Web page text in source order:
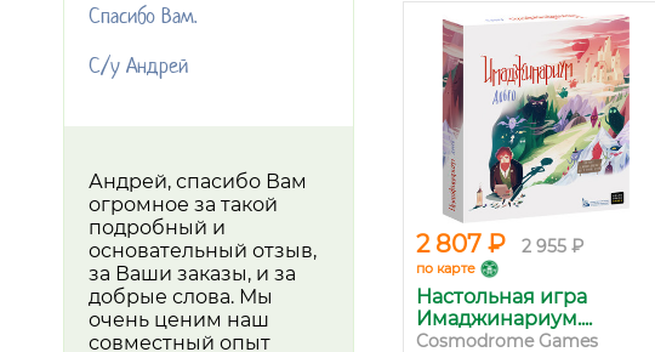
Спасибо Вам.
С/у Андрей
Андрей, спасибо Вам
огромное за такой
подробный и
основательный отзыв,
за Ваши заказы, и за
добрые слова. Мы
очень ценим наш
совместный опыт
2 807 ₽ 2 955 ₽
по карте
Настольная игра
Имаджинариум....
Cosmodrome Games